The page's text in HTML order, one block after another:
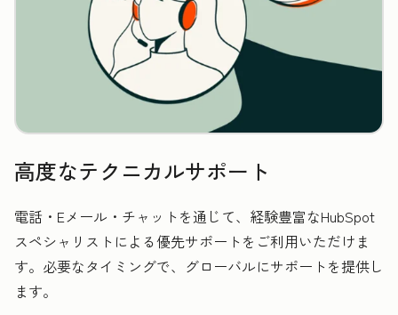
高度なテクニカルサポート
電話・Eメール・チャットを通じて、経験豊富なHubSpot
スペシャリストによる優先サポートをご利用いただけま
す。必要なタイミングで、グローバルにサポートを提供し
ます。